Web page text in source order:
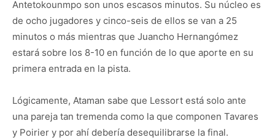
Antetokounmpo son unos escasos minutos. Su núcleo es
de ocho jugadores y cinco-seis de ellos se van a 25
minutos o más mientras que Juancho Hernangómez
estará sobre los 8-10 en función de lo que aporte en su
primera entrada en la pista.
Lógicamente, Ataman sabe que Lessort está solo ante
una pareja tan tremenda como la que componen Tavares
y Poirier y por ahí debería desequilibrarse la final.